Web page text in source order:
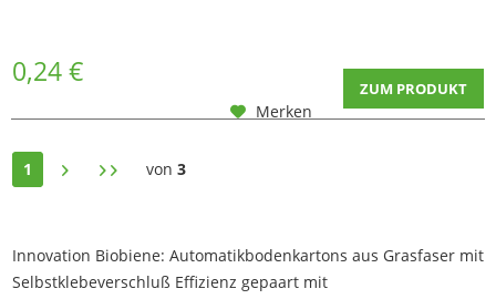
0,24 € ZUM PRODUKT
Merken
1 von 3
Innovation Biobiene: Automatikbodenkartons aus Grasfaser mit
Selbstklebeverschluß Effizienz gepaart mit